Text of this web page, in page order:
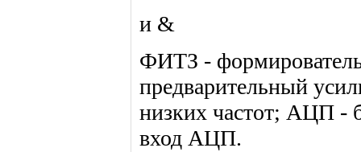
и &
ФИТЗ -
предварительный
низких частот; АЦП -
вход АЦП.